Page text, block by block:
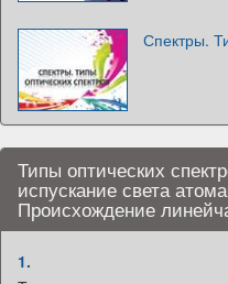
Спектры.
Типы оптических
испускание света
Происхождение
1.